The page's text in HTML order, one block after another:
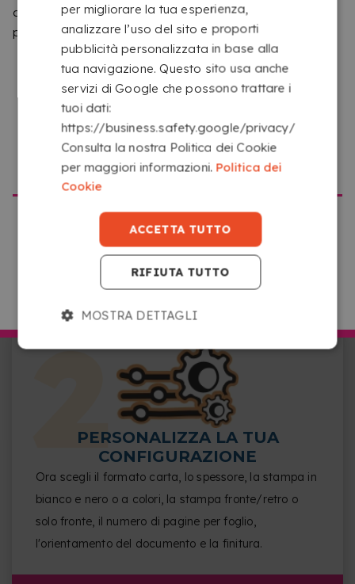
diverso da quello che corrisponde a questo sito web. Ti
preghiamo di confermare il sito che vuoi visitare.
ANDARE SU COPYKREA USA
ANDARE SU COPYKREA ITALIA
COME FUNZIONA IL SERVIZIO
CARICA IL TUO FILE
a Internet facendo clic sul riquadro con la scritta
“Seleziona o trascina qui i tuoi file”.
PERSONALIZZA LA TUA
CONFIGURAZIONE
Ora scegli il formato carta, lo spessore, la stampa in
bianco e nero o a colori, la stampa fronte/retro o
solo fronte, il numero di pagine per foglio,
l'orientamento del documento e la finitura.
per migliorare la tua esperienza,
analizzare l’uso del sito e proporti
pubblicità personalizzata in base alla
tua navigazione. Questo sito usa anche
servizi di Google che possono trattare i
tuoi dati:
https://business.safety.google/privacy/
Consulta la nostra Politica dei Cookie
per maggiori informazioni. Politica dei
Cookie
ACCETTA TUTTO
RIFIUTA TUTTO
MOSTRA DETTAGLI